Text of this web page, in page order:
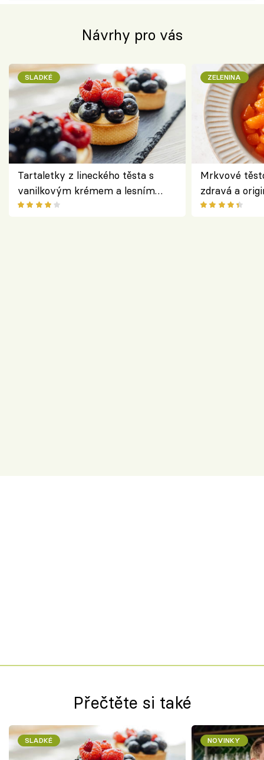
Návrhy pro vás
SLADKÉ
Tartaletky z lineckého těsta s
vanilkovým krémem a lesním
ovocem podle Bread Society
ZELENINA
Mrkvové
zdravá a
klasiky
Přečtěte si také
SLADKÉ NOVINKY